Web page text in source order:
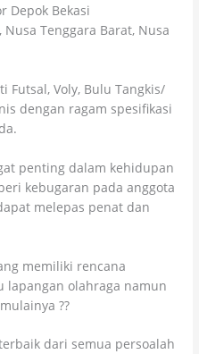
Depok Bekasi
Tenggara Barat, Nusa
Futsal, Voly, Bulu Tangkis/
dengan ragam spesifikasi
penting dalam kehidupan
kebugaran pada anggota
melepas penat dan
memiliki rencana
lapangan olahraga namun
??
dari semua persoalah